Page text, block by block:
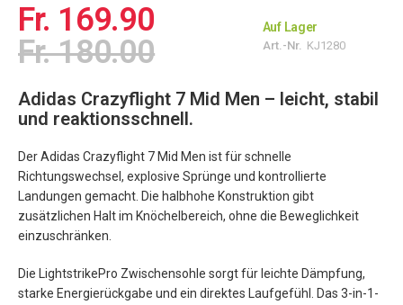
Fr. 169.90
Fr. 180.00
Auf Lager
Art.-Nr. KJ1280
Adidas Crazyflight 7 Mid Men – leicht, stabil
und reaktionsschnell.
Der Adidas Crazyflight 7 Mid Men ist für schnelle
Richtungswechsel, explosive Sprünge und kontrollierte
Landungen gemacht. Die halbhohe Konstruktion gibt
zusätzlichen Halt im Knöchelbereich, ohne die Beweglichkeit
einzuschränken.
Die LightstrikePro Zwischensohle sorgt für leichte Dämpfung,
starke Energierückgabe und ein direktes Laufgefühl. Das 3-in-1-